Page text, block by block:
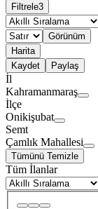
Filtrele3
Görünüm
Harita
Kaydet
Paylaş
İl
Kahramanmaraş
İlçe
Onikişubat
Semt
Çamlık Mahallesi
Tümünü Temizle
Tüm İlanlar